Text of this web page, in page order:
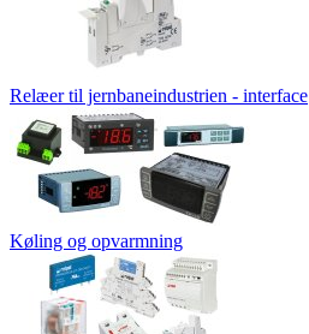
Relæer til jernbaneindustrien - interface
Køling og opvarmning